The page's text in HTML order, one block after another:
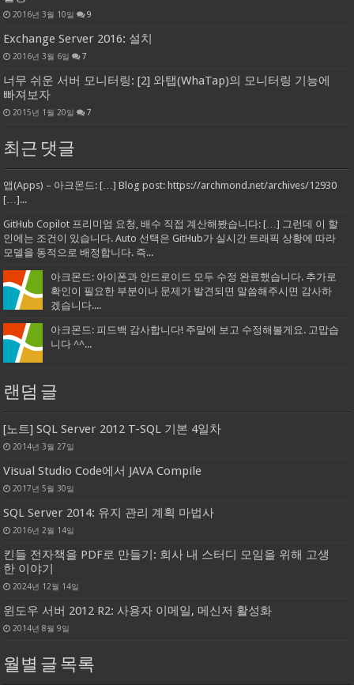
2016년 3월 10일 9
Exchange Server 2016: 설치
2016년 3월 6일 7
너무 쉬운 서버 모니터링: [2] 와탭(WhaTap)의 모니터링 기능에
빠져보자
2015년 1월 20일 7
최근 댓글
앱(Apps) – 아크몬드: […] Blog post: https://archmond.net/archives/12930
[…]...
GitHub Copilot 프리미엄 요청, 배수 직접 계산해봤습니다: […] 그런데 이 할
인에는 조건이 있습니다. Auto 선택은 GitHub가 실시간 트래픽 상황에 따라
모델을 동적으로 배정합니다. 즉...
아크몬드: 아이폰과 안드로이드 모두 수정 완료했습니다. 추가로
확인이 필요한 부분이나 문제가 발견되면 말씀해주시면 감사하
겠습니다....
아크몬드: 피드백 감사합니다! 주말에 보고 수정해볼게요. 고맙습
니다 ^^...
랜덤 글
[노트] SQL Server 2012 T-SQL 기본 4일차
2014년 3월 27일
Visual Studio Code에서 JAVA Compile
2017년 5월 30일
SQL Server 2014: 유지 관리 계획 마법사
2016년 2월 14일
킨들 전자책을 PDF로 만들기: 회사 내 스터디 모임을 위해 고생
한 이야기
2024년 12월 14일
윈도우 서버 2012 R2: 사용자 이메일, 메신저 활성화
2014년 8월 9일
월별 글 목록